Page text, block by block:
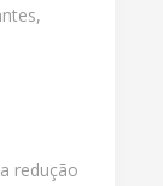
redução